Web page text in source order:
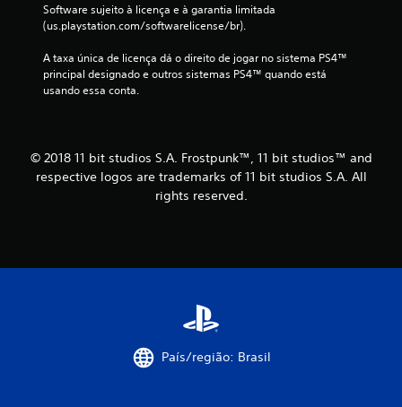
Software sujeito à licença e à garantia limitada
(us.playstation.com/softwarelicense/br).
A taxa única de licença dá o direito de jogar no sistema PS4™
principal designado e outros sistemas PS4™ quando está
usando essa conta.
© 2018 11 bit studios S.A. Frostpunk™, 11 bit studios™ and
respective logos are trademarks of 11 bit studios S.A. All
rights reserved.
País/região: Brasil